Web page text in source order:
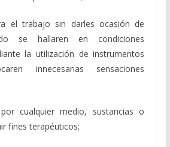
el trabajo sin darles ocasión de
se hallaren en condiciones
la utilización de instrumentos
innecesarias sensaciones
cualquier medio, sustancias o
fines terapéuticos;